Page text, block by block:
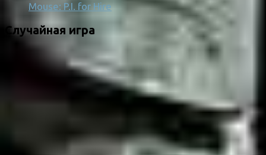
Mouse: P.I. for Hire
Случайная игра